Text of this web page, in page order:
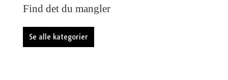
Find det du mangler
Se alle kategorier